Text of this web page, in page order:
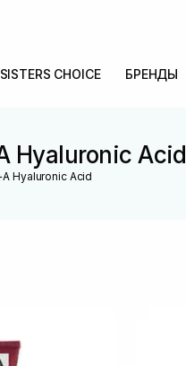
SISTERS CHOICE БРЕНДЫ
Hyaluronic Acid
Hyaluronic Acid